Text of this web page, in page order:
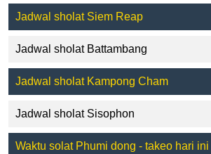
Jadwal sholat Siem Reap
Jadwal sholat Battambang
Jadwal sholat Kampong Cham
Jadwal sholat Sisophon
Waktu solat Phumi dong - takeo hari ini